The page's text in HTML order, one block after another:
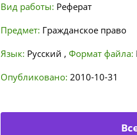
Вид работы: Реферат
Предмет: Гражданское право
Язык: Русский , Формат файла:
Опубликовано: 2010-10-31